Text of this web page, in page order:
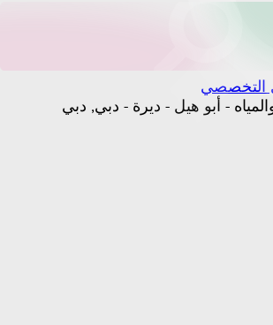
التخصصي
- أبو هيل - ديرة - دبي, دبي